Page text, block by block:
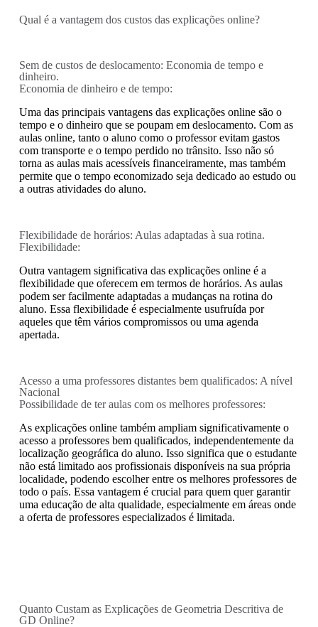
Qual é a vantagem dos custos das explicações online?
Sem de custos de deslocamento: Economia de tempo e
dinheiro.
Economia de dinheiro e de tempo:
Uma das principais vantagens das explicações online são o
tempo e o dinheiro que se poupam em deslocamento. Com as
aulas online, tanto o aluno como o professor evitam gastos
com transporte e o tempo perdido no trânsito. Isso não só
torna as aulas mais acessíveis financeiramente, mas também
permite que o tempo economizado seja dedicado ao estudo ou
a outras atividades do aluno.
Flexibilidade de horários: Aulas adaptadas à sua rotina.
Flexibilidade:
Outra vantagem significativa das explicações online é a
flexibilidade que oferecem em termos de horários. As aulas
podem ser facilmente adaptadas a mudanças na rotina do
aluno. Essa flexibilidade é especialmente usufruída por
aqueles que têm vários compromissos ou uma agenda
apertada.
Acesso a uma professores distantes bem qualificados: A nível
Nacional
Possibilidade de ter aulas com os melhores professores:
As explicações online também ampliam significativamente o
acesso a professores bem qualificados, independentemente da
localização geográfica do aluno. Isso significa que o estudante
não está limitado aos profissionais disponíveis na sua própria
localidade, podendo escolher entre os melhores professores de
todo o país. Essa vantagem é crucial para quem quer garantir
uma educação de alta qualidade, especialmente em áreas onde
a oferta de professores especializados é limitada.
Quanto Custam as Explicações de Geometria Descritiva de
GD Online?